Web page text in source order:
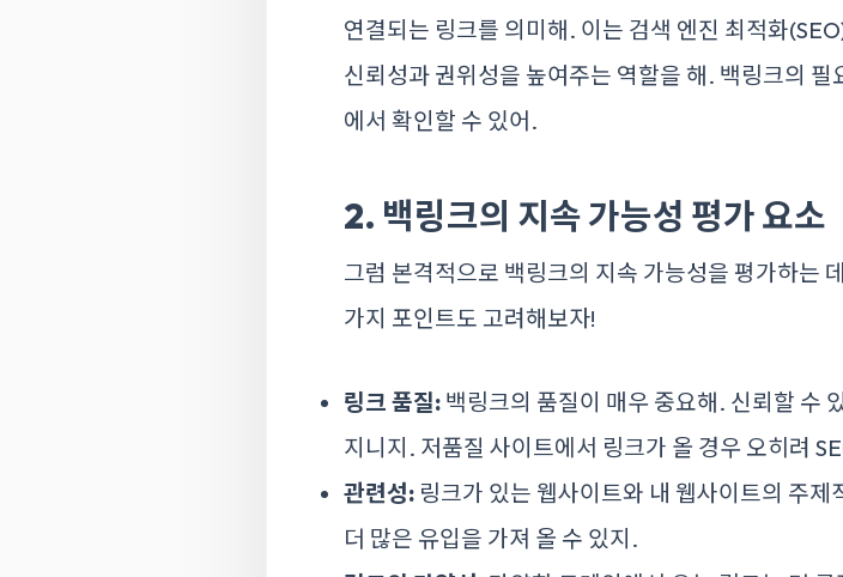
연결되는 링크를 의미해. 이는 검색 엔진 최적화
신뢰성과 권위성을 높여주는 역할을 해. 백링크의
에서 확인할 수 있어.
2. 백링크의 지속 가능성 평가 요소
그럼 본격적으로 백링크의 지속 가능성을 평가하는
가지 포인트도 고려해보자!
링크 품질: 백링크의 품질이 매우 중요해. 신뢰할 수
지니지. 저품질 사이트에서 링크가 올 경우 오히려
관련성: 링크가 있는 웹사이트와 내 웹사이트의 주
더 많은 유입을 가져 올 수 있지.